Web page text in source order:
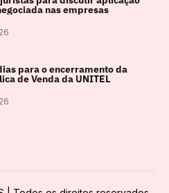
nas empresas
para o encerramento da
de Venda da UNITEL